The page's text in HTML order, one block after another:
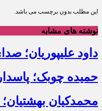
این مطلب بدون برچسب می باشد.
نوشته های مشابه
داود علیپوریان؛
حمیده چوبک؛
محمدکیان